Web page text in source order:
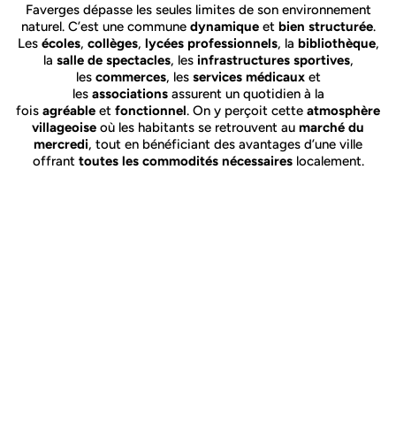
Faverges dépasse les seules limites de son environnement
naturel. C’est une commune dynamiqueet bien structurée.
Les écoles, collèges, lycées professionnels, la bibliothèque,
la salle de spectacles, les infrastructures sportives,
les commerces, les services médicauxet
les associationsassurent un quotidien à la
fois agréable et fonctionnel. On y perçoit cette atmosphère
villageoise où les habitants se retrouvent au marché du
mercredi, tout en bénéficiant des avantages d’une ville
offrant toutes les commodités nécessaireslocalement.